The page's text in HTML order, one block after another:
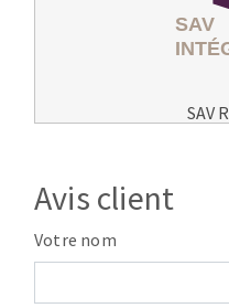
SAV
Avis client
Votre nom